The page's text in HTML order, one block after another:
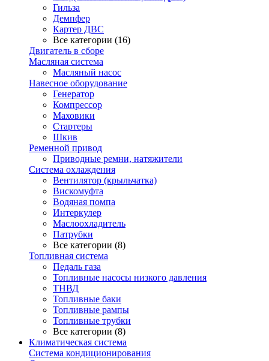
Гильза
Демпфер
Картер ДВС
Все категории (16)
Двигатель в сборе
Масляная система
Масляный насос
Навесное оборудование
Генератор
Компрессор
Маховики
Стартеры
Шкив
Ременной привод
Приводные ремни, натяжители
Система охлаждения
Вентилятор (крыльчатка)
Вискомуфта
Водяная помпа
Интеркулер
Маслоохладитель
Патрубки
Все категории (8)
Топливная система
Педаль газа
Топливные насосы низкого давления
ТНВД
Топливные баки
Топливные рампы
Топливные трубки
Все категории (8)
Климатическая система
Система кондиционирования